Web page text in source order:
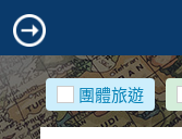
團體旅遊